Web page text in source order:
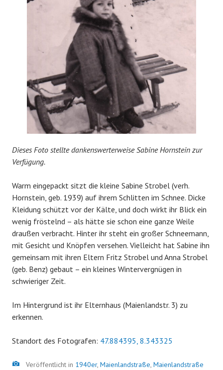
Dieses Foto stellte dankenswerterweise Sabine Hornstein zur
Verfügung.
Warm eingepackt sitzt die kleine Sabine Strobel (verh.
Hornstein, geb. 1939) auf ihrem Schlitten im Schnee. Dicke
Kleidung schützt vor der Kälte, und doch wirkt ihr Blick ein
wenig fröstelnd – als hätte sie schon eine ganze Weile
draußen verbracht. Hinter ihr steht ein großer Schneemann,
mit Gesicht und Knöpfen versehen. Vielleicht hat Sabine ihn
gemeinsam mit ihren Eltern Fritz Strobel und Anna Strobel
(geb. Benz) gebaut – ein kleines Wintervergnügen in
schwieriger Zeit.
Im Hintergrund ist ihr Elternhaus (Maienlandstr. 3) zu
erkennen.
Standort des Fotografen: 47.884395, 8.343325
Bild
Veröffentlicht in 1940er, Maienlandstraße, Maienlandstraße